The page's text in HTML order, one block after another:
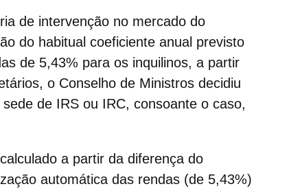
de intervenção no mercado do
do habitual coeficiente anual previsto
de 5,43% para os inquilinos, a partir
o Conselho de Ministros decidiu
de IRS ou IRC, consoante o caso,
a partir da diferença do
automática das rendas (de 5,43%)